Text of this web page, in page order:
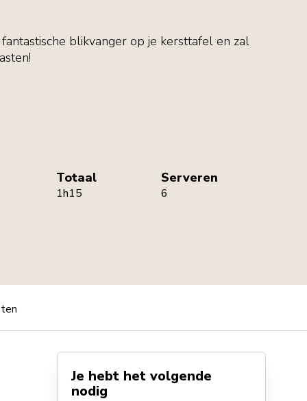
blikvanger op je kersttafel en zal
Totaal
1h15
Serveren
6
Je hebt het volgende
nodig